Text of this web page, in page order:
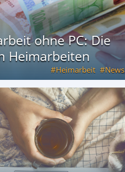
ohne PC: Die
Heimarbeiten
Heimarbeit News